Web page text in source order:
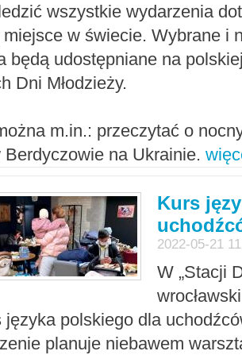
wszystkie wydarzenia
miejsce w świecie. Wybrane i
będą udostępniane na
Dni Młodzieży.
m.in.: przeczytać o
Berdyczowie na Ukrainie.
Kurs
2022-05-21
W „Stacji
języka polskiego dla
planuje niebawem